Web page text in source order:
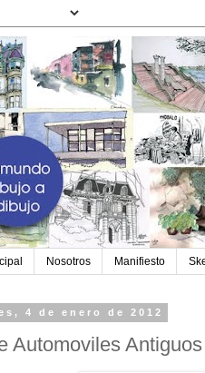
Nosotros Manifiesto
4 de enero de 2012
Automoviles